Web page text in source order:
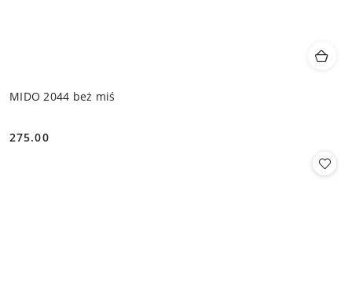
MIDO 2044 beż miś
Cena:
275.00